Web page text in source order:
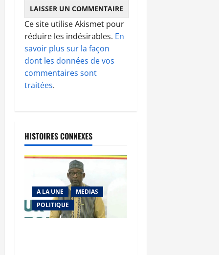
Ce site utilise Akismet pour
réduire les indésirables. En
savoir plus sur la façon
dont les données de vos
commentaires sont
traitées.
HISTOIRES CONNEXES
A LA UNE
MEDIAS
POLITIQUE